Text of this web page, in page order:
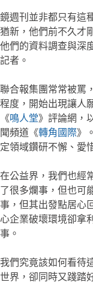
鏡週刊並非都只有這
猶新，他們前不久才
他們的資料調查與深
記者。
聯合報集團常常被罵
程度，開始出現讓人
《鳴人堂》評論網，
聞頻道《轉角國際》
定領域鑽研不懈、愛
在公益界，我們也經
了很多爛事，但也可
事，但其出發點居心
心企業破壞環境卻拿
事。
我們究竟該如何看待
世界，卻同時又踐踏